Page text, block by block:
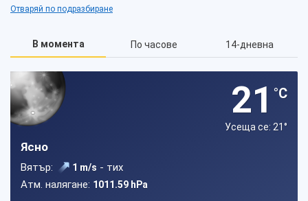
Отваряй по подразбиране
В момента По часове 14-дневна
21 °C
Усеща се: 21°
Ясно
Вятър: 1 m/s - тих
Атм. налягане: 1011.59 hPa